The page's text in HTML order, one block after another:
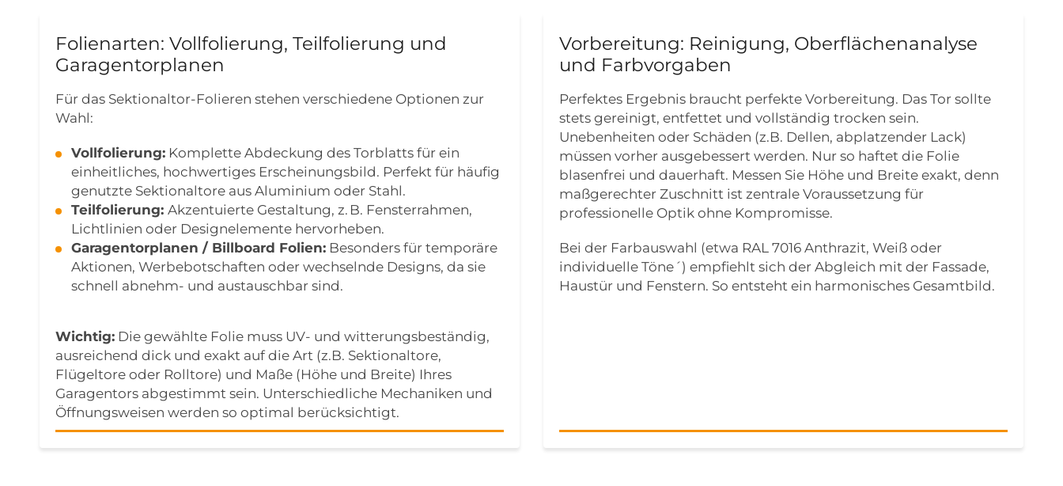
Folienarten: Vollfolierung, Teilfolierung und
Garagentorplanen
Für das Sektionaltor-Folieren stehen verschiedene Optionen zur
Wahl:
Vollfolierung: Komplette Abdeckung des Torblatts für ein
einheitliches, hochwertiges Erscheinungsbild. Perfekt für häufig
genutzte Sektionaltore aus Aluminium oder Stahl.
Teilfolierung: Akzentuierte Gestaltung, z. B. Fensterrahmen,
Lichtlinien oder Designelemente hervorheben.
Garagentorplanen / Billboard Folien: Besonders für temporäre
Aktionen, Werbebotschaften oder wechselnde Designs, da sie
schnell abnehm- und austauschbar sind.
Wichtig: Die gewählte Folie muss UV- und witterungsbeständig,
ausreichend dick und exakt auf die Art (z.B. Sektionaltore,
Flügeltore oder Rolltore) und Maße (Höhe und Breite) Ihres
Garagentors abgestimmt sein. Unterschiedliche Mechaniken und
Öffnungsweisen werden so optimal berücksichtigt.
Vorbereitung: Reinigung, Oberflächenanalyse
und Farbvorgaben
Perfektes Ergebnis braucht perfekte Vorbereitung. Das Tor sollte
stets gereinigt, entfettet und vollständig trocken sein.
Unebenheiten oder Schäden (z.B. Dellen, abplatzender Lack)
müssen vorher ausgebessert werden. Nur so haftet die Folie
blasenfrei und dauerhaft. Messen Sie Höhe und Breite exakt, denn
maßgerechter Zuschnitt ist zentrale Voraussetzung für
professionelle Optik ohne Kompromisse.
Bei der Farbauswahl (etwa RAL 7016 Anthrazit, Weiß oder
individuelle Töne´) empfiehlt sich der Abgleich mit der Fassade,
Haustür und Fenstern. So entsteht ein harmonisches Gesamtbild.